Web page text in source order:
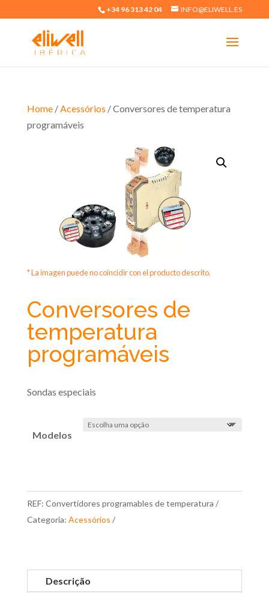
+34 96 313 42 04 INFO@ELIWELL.ES
Home/Acessórios / Conversores de temperatura
programáveis
* La imagen puede no coincidir con el producto descrito.
Conversores de
temperatura
programáveis
Sondas especiais
Modelos
REF: Convertidores programables de temperatura
Categoria: Acessórios
Descrição